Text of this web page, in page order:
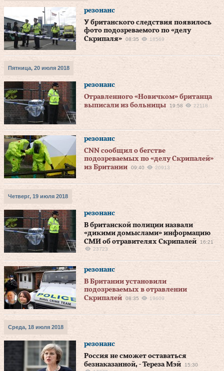
резонанс
У британского следствия появилось
фото подозреваемого по «делу
Скрипаля»
08:35 18569
Пятница, 20 июля 2018
резонанс
Отравленного «Новичком» британца
выписали из больницы
19:58 22118
резонанс
CNN сообщил о бегстве
подозреваемых по «делу Скрипалей»
из Британии
09:40 20913
Четверг, 19 июля 2018
резонанс
В британской полиции назвали
«дикими домыслами» информацию
СМИ об отравителях Скрипалей
16:21
23723
резонанс
В Британии установили
подозреваемых в отравлении
Скрипалей
08:35 19609
Среда, 18 июля 2018
резонанс
Россия не сможет оставаться
безнаказанной, - Тереза Мэй
15:30